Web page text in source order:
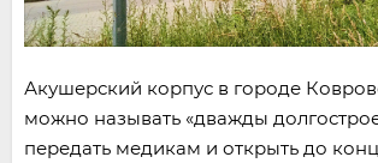
Акушерский корпус в городе
можно называть «дважды
передать медикам и открыть до